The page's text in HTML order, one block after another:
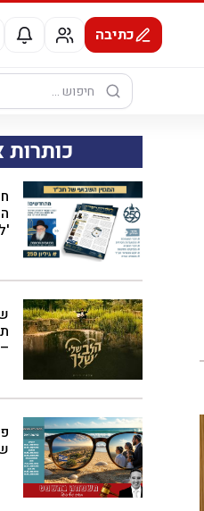
כתיבה
חיפוש:
כותרות